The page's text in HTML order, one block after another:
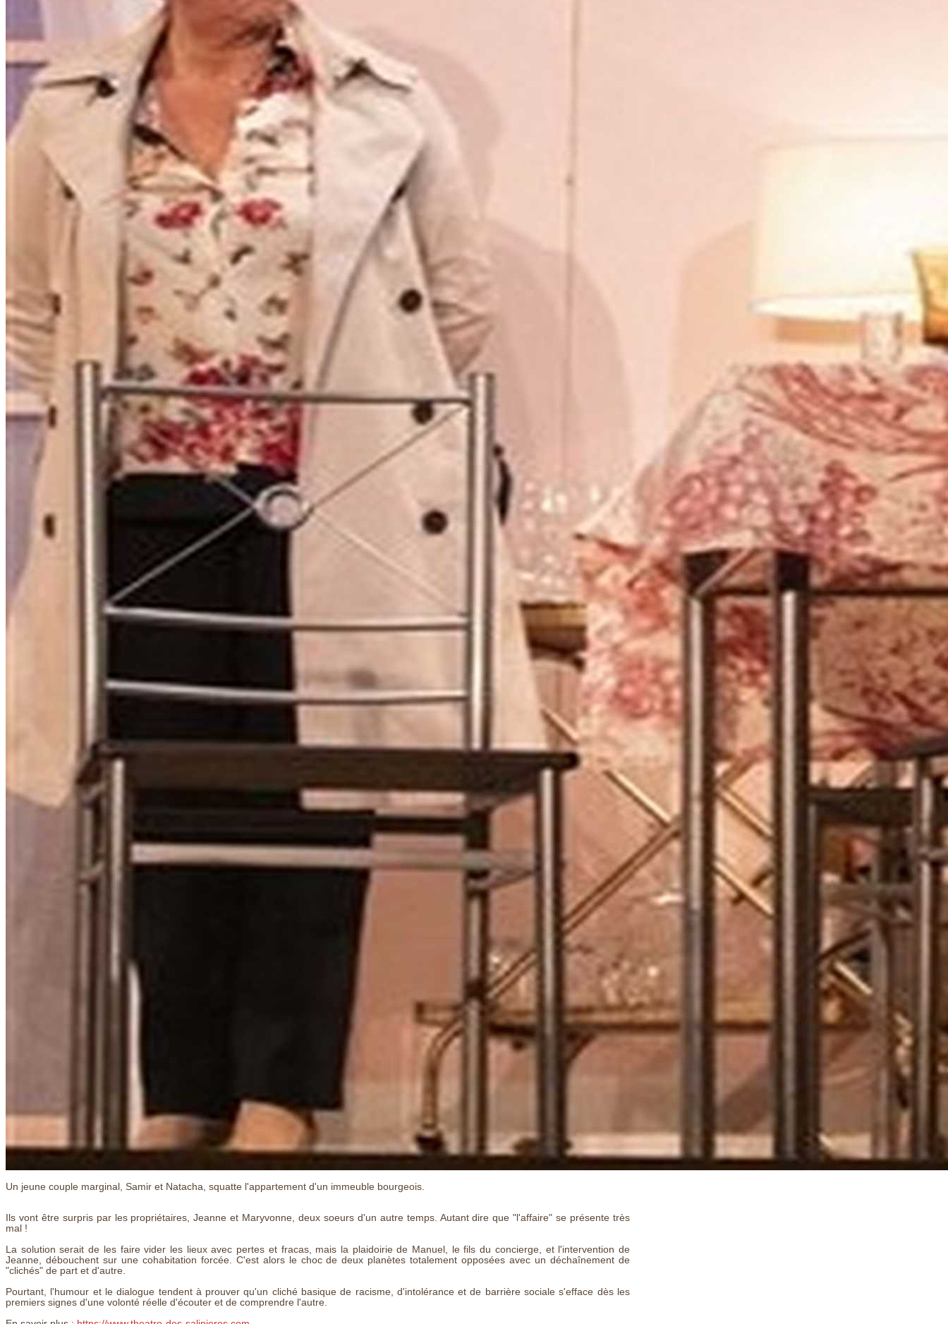
Un jeune couple marginal, Samir et Natacha, squatte l'appartement d'un immeuble bourgeois.
Ils vont être surpris par les propriétaires, Jeanne et Maryvonne, deux soeurs d'un autre temps. Autant dire que "l'affaire" se présente très
mal !
La solution serait de les faire vider les lieux avec pertes et fracas, mais la plaidoirie de Manuel, le fils du concierge, et l'intervention de
Jeanne, débouchent sur une cohabitation forcée. C'est alors le choc de deux planètes totalement opposées avec un déchaînement de
"clichés" de part et d'autre.
Pourtant, l'humour et le dialogue tendent à prouver qu'un cliché basique de racisme, d'intolérance et de barrière sociale s'efface dès les
premiers signes d'une volonté réelle d'écouter et de comprendre l'autre.